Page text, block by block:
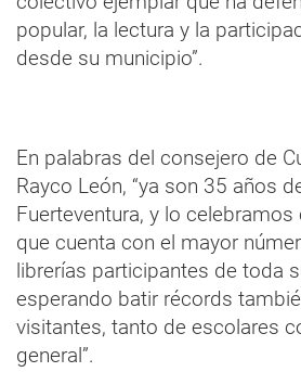
popular, la lectura y la
desde su municipio”.
En palabras del consejero de
Rayco León, “ya son 35 años
Fuerteventura, y lo
que cuenta con el mayor
librerías participantes de toda
esperando batir récords
visitantes, tanto de escolares
general”.